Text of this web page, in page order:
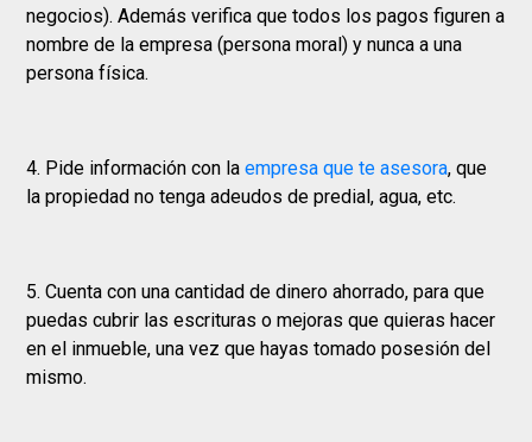
negocios). Además verifica que todos los pagos figuren a
nombre de la empresa (persona moral) y nunca a una
persona física.
4. Pide información con laempresa que te asesora, que
la propiedad no tenga adeudos de predial, agua, etc.
5. Cuenta con una cantidad de dinero ahorrado, para que
puedas cubrir las escrituras o mejoras que quieras hacer
en el inmueble, una vez que hayas tomado posesión del
mismo.